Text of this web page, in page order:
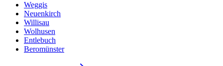
Weggis
Neuenkirch
Willisau
Wolhusen
Entlebuch
Beromünster